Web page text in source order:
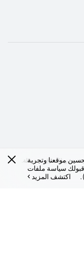
موقعنا وتجربة
سياسة ملفات
اكتشف المزيد